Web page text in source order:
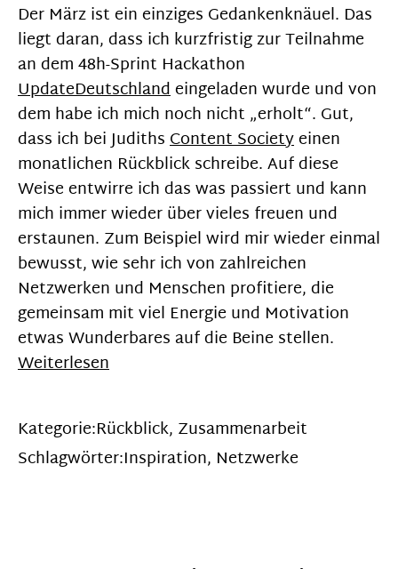
Der März ist ein einziges Gedankenknäuel. Das
liegt daran, dass ich kurzfristig zur Teilnahme
an dem 48h-Sprint Hackathon
UpdateDeutschlandeingeladen wurde und von
dem habe ich mich noch nicht „erholt“. Gut,
dass ich bei JudithsContent Societyeinen
monatlichen Rückblick schreibe. Auf diese
Weise entwirre ich das was passiert und kann
mich immer wieder über vieles freuen und
erstaunen. Zum Beispiel wird mir wieder einmal
bewusst, wie sehr ich von zahlreichen
Netzwerken und Menschen profitiere, die
gemeinsam mit viel Energie und Motivation
etwas Wunderbares auf die Beine stellen.
Weiterlesen
Kategorie:Rückblick, Zusammenarbeit
Schlagwörter:Inspiration, Netzwerke